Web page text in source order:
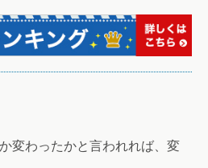
変わったかと言われれば、変